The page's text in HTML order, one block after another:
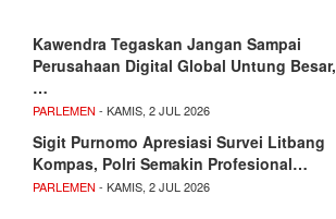
Kawendra Tegaskan Jangan Sampai
Perusahaan Digital Global Untung Besar,
…
PARLEMEN - KAMIS, 2 JUL 2026
Sigit Purnomo Apresiasi Survei Litbang
Kompas, Polri Semakin Profesional…
PARLEMEN - KAMIS, 2 JUL 2026